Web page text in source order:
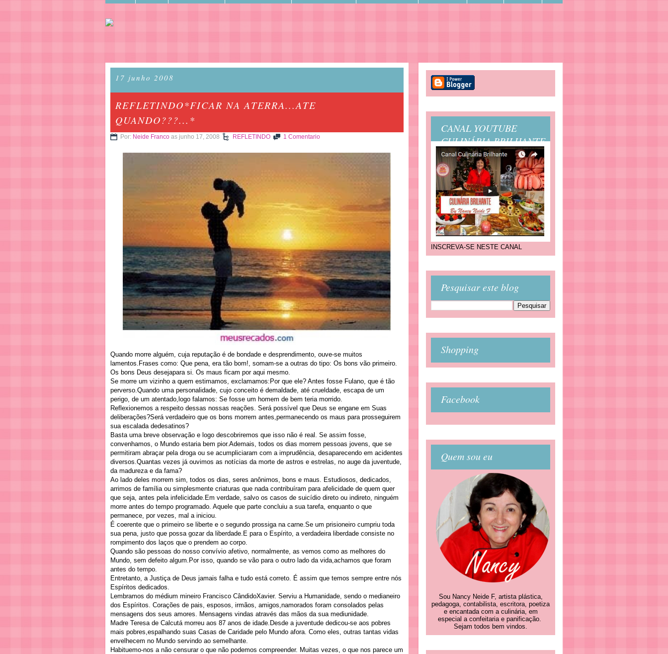
17 junho 2008
REFLETINDO*FICAR NA ATERRA...ATE
QUANDO???...*
Por: Neide Franco as junho 17, 2008 REFLETINDO 1 Comentario
Quando morre alguém, cuja reputação é de bondade e desprendimento, ouve-se muitos
lamentos.Frases como: Que pena, era tão bom!, somam-se a outras do tipo: Os bons vão primeiro.
Os bons Deus desejapara si. Os maus ficam por aqui mesmo.
Se morre um vizinho a quem estimamos, exclamamos:Por que ele? Antes fosse Fulano, que é tão
perverso.Quando uma personalidade, cujo conceito é demaldade, até crueldade, escapa de um
perigo, de um atentado,logo falamos: Se fosse um homem de bem teria morrido.
Reflexionemos a respeito dessas nossas reações. Será possível que Deus se engane em Suas
deliberações?Será verdadeiro que os bons morrem antes,permanecendo os maus para prosseguirem
sua escalada dedesatinos?
Basta uma breve observação e logo descobriremos que isso não é real. Se assim fosse,
convenhamos, o Mundo estaria bem pior.Ademais, todos os dias morrem pessoas jovens, que se
permitiram abraçar pela droga ou se acumpliciaram com a imprudência, desaparecendo em acidentes
diversos.Quantas vezes já ouvimos as notícias da morte de astros e estrelas, no auge da juventude,
da madureza e da fama?
Ao lado deles morrem sim, todos os dias, seres anônimos, bons e maus. Estudiosos, dedicados,
arrimos de família ou simplesmente criaturas que nada contribuíram para afelicidade de quem quer
que seja, antes pela infelicidade.Em verdade, salvo os casos de suicídio direto ou indireto, ninguém
morre antes do tempo programado. Aquele que parte concluiu a sua tarefa, enquanto o que
permanece, por vezes, mal a iniciou.
É coerente que o primeiro se liberte e o segundo prossiga na carne.Se um prisioneiro cumpriu toda
sua pena, justo que possa gozar da liberdade.E para o Espírito, a verdadeira liberdade consiste no
rompimento dos laços que o prendem ao corpo.
Quando são pessoas do nosso convívio afetivo, normalmente, as vemos como as melhores do
Mundo, sem defeito algum.Por isso, quando se vão para o outro lado da vida,achamos que foram
antes do tempo.
Entretanto, a Justiça de Deus jamais falha e tudo está correto. É assim que temos sempre entre nós
Espíritos dedicados.
Lembramos do médium mineiro Francisco CândidoXavier. Serviu a Humanidade, sendo o medianeiro
dos Espíritos. Corações de pais, esposos, irmãos, amigos,namorados foram consolados pelas
mensagens dos seus amores. Mensagens vindas através das mãos da sua mediunidade.
Madre Teresa de Calcutá morreu aos 87 anos de idade.Desde a juventude dedicou-se aos pobres
mais pobres,espalhando suas Casas de Caridade pelo Mundo afora. Como eles, outras tantas vidas
envelhecem no Mundo servindo ao semelhante.
Habituemo-nos a não censurar o que não podemos compreender. Muitas vezes, o que nos parece um
CANAL YOUTUBE
CULINÁRIA BRILHANTE
INSCREVA-SE NESTE CANAL
Pesquisar este blog
Shopping
Facebook
Quem sou eu
Sou Nancy Neide F, artista plástica,
pedagoga, contabilista, escritora, poetiza
e encantada com a culinária, em
especial a confeitaria e panificação.
Sejam todos bem vindos.